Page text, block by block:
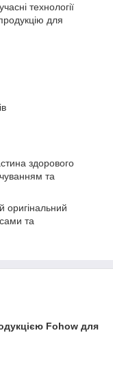
технології
для
здорового
та
оригінальний
та
Fohow для